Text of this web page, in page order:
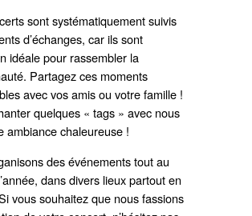
sont systématiquement suivis
d’échanges, car ils sont
idéale pour rassembler la
Partagez ces moments
avec vos amis ou votre famille !
quelques « tags » avec nous
ambiance chaleureuse !
des événements tout au
dans divers lieux partout en
vous souhaitez que nous fassions